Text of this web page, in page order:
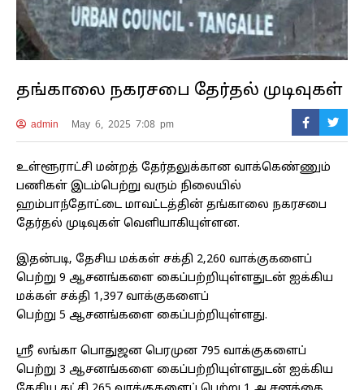
தங்காலை நகரசபை தேர்தல் முடிவுகள்
admin May 6, 2025 7:08 pm
உள்ளூராட்சி மன்றத் தேர்தலுக்கான வாக்கெண்ணும்
பணிகள் இடம்பெற்று வரும் நிலையில்
ஹம்பாந்தோட்டை மாவட்டத்தின் தங்காலை நகரசபை
தேர்தல் முடிவுகள் வெளியாகியுள்ளன.
இதன்படி, தேசிய மக்கள் சக்தி 2,260 வாக்குகளைப்
பெற்று 9 ஆசனங்களை கைப்பற்றியுள்ளதுடன் ஐக்கிய
மக்கள் சக்தி 1,397 வாக்குகளைப்
பெற்று 5 ஆசனங்களை கைப்பற்றியுள்ளது.
ஶ்ரீ லங்கா பொதுஜன பெரமுன 795 வாக்குகளைப்
பெற்று 3 ஆசனங்களை கைப்பற்றியுள்ளதுடன் ஐக்கிய